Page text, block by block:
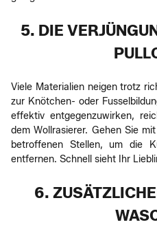
5. DIE
Viele Materialien neigen trotz
zur Knötchen- oder
effektiv entgegenzuwirken,
dem Wollrasierer. Gehen Sie
betroffenen Stellen, um die
entfernen. Schnell sieht Ihr
6.